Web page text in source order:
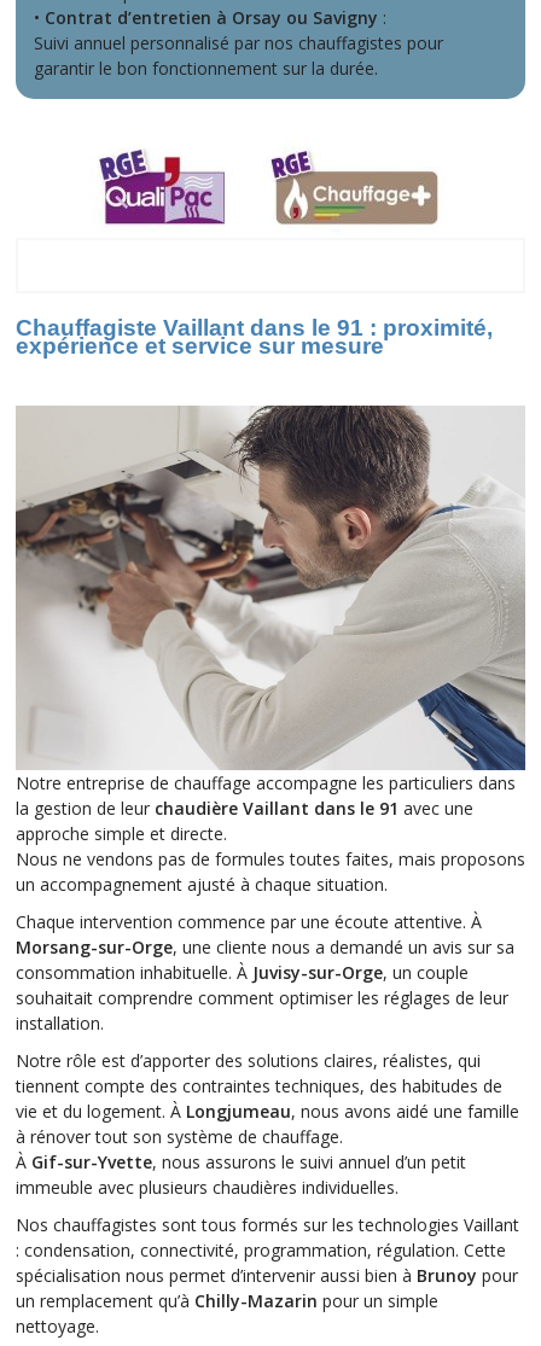
• Contrat d’entretien à Orsay ou Savigny :
Suivi annuel personnalisé par nos chauffagistes pour
garantir le bon fonctionnement sur la durée.
Chauffagiste Vaillant dans le 91 : proximité,
expérience et service sur mesure
Notre entreprise de chauffage accompagne les particuliers dans
la gestion de leur chaudière Vaillant dans le 91 avec une
approche simple et directe.
Nous ne vendons pas de formules toutes faites, mais proposons
un accompagnement ajusté à chaque situation.
Chaque intervention commence par une écoute attentive. À
Morsang-sur-Orge, une cliente nous a demandé un avis sur sa
consommation inhabituelle. À Juvisy-sur-Orge, un couple
souhaitait comprendre comment optimiser les réglages de leur
installation.
Notre rôle est d’apporter des solutions claires, réalistes, qui
tiennent compte des contraintes techniques, des habitudes de
vie et du logement. À Longjumeau, nous avons aidé une famille
à rénover tout son système de chauffage.
À Gif-sur-Yvette, nous assurons le suivi annuel d’un petit
immeuble avec plusieurs chaudières individuelles.
Nos chauffagistes sont tous formés sur les technologies Vaillant
: condensation, connectivité, programmation, régulation. Cette
spécialisation nous permet d’intervenir aussi bien à Brunoy pour
un remplacement qu’à Chilly-Mazarin pour un simple
nettoyage.